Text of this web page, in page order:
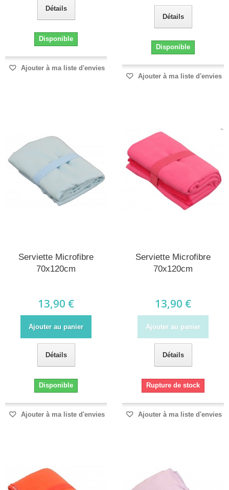
Détails
Disponible
Ajouter à ma liste d'envies
Détails
Disponible
Ajouter à ma liste d'envies
Serviette Microfibre
70x120cm
13,90 €
Ajouter au panier
Détails
Disponible
Ajouter à ma liste d'envies
Serviette Microfibre
70x120cm
13,90 €
Ajouter au panier
Détails
Rupture de stock
Ajouter à ma liste d'envies